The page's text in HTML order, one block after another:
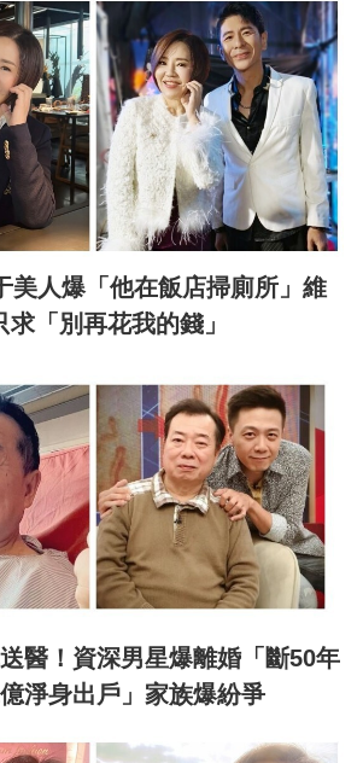
美人爆「他在飯店掃廁所」維
「別再花我的錢」
醫！資深男星爆離婚「斷50年
淨身出戶」家族爆紛爭